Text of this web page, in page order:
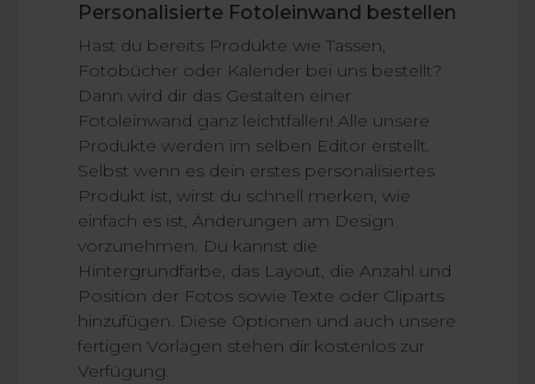
Personalisierte Fotoleinwand bestellen
Hast du bereits Produkte wie Tassen,
Fotobücher oder Kalender bei uns bestellt?
Dann wird dir das Gestalten einer
Fotoleinwand ganz leichtfallen! Alle unsere
Produkte werden im selben Editor erstellt.
Selbst wenn es dein erstes personalisiertes
Produkt ist, wirst du schnell merken, wie
einfach es ist, Änderungen am Design
vorzunehmen. Du kannst die
Hintergrundfarbe, das Layout, die Anzahl und
Position der Fotos sowie Texte oder Cliparts
hinzufügen. Diese Optionen und auch unsere
fertigen Vorlagen stehen dir kostenlos zur
Verfügung.